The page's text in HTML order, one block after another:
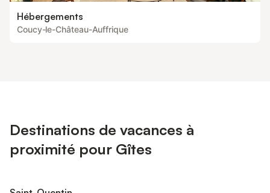
Hébergements
Coucy-le-Château-Auffrique
Destinations de vacances à
proximité pour Gîtes